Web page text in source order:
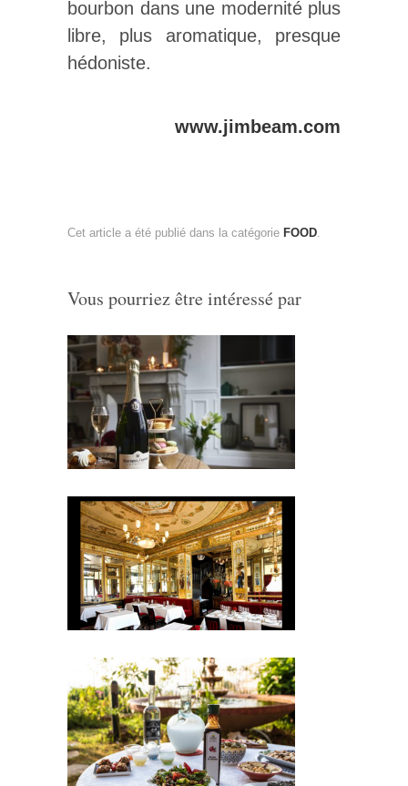
bourbon dans une modernité plus
libre, plus aromatique, presque
hédoniste.
www.jimbeam.com
Cet article a été publié dans la catégorie FOOD
Vous pourriez être intéressé par